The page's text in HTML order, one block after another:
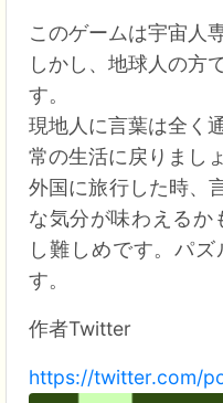
このゲームは宇宙人
しかし、地球人の方
す。
現地人に言葉は全く
常の生活に戻りましょ
外国に旅行した時、
な気分が味わえるか
し難しめです。パ
す。
作者Twitter
https://twitter.com/